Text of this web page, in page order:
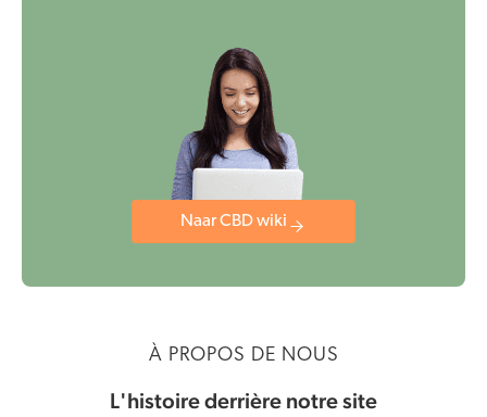
Naar CBD wiki
À PROPOS DE NOUS
L'histoire derrière notre site